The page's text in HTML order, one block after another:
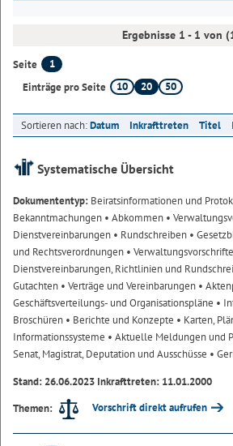
Ergebnisse 1 - 1 von
Seite
1
Einträge pro Seite
10 20 50
Sortieren nach:Datum Inkrafttreten Titel
Systematische Übersicht
Dokumententyp: Beiratsinformationen und
Bekanntmachungen • Abkommen •
Dienstvereinbarungen • Rundschreiben •
und Rechtsverordnungen •
Dienstvereinbarungen, Richtlinien und
Gutachten • Verträge und Vereinbarungen •
Geschäftsverteilungs- und Organisationspläne •
Broschüren • Berichte und Konzepte • Karten,
Informationssysteme • Aktuelle Meldungen und
Senat, Magistrat, Deputation und Ausschüsse •
Stand: 26.06.2023 Inkrafttreten: 11.01.2000
Themen:
Vorschrift direkt aufrufen